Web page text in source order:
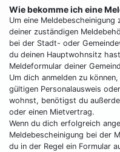
Wie bekomme ich eine
Um eine
deiner zuständigen
bei der Stadt- oder
du deinen Hauptwohnsitz
Meldeformular deiner
Um dich anmelden zu
gültigen Personalausweis
wohnst, benötigst du
oder einen Mietvertrag.
Wenn du dich erfolgreich
Meldebescheinigung bei der
du in der Regel ein Formular